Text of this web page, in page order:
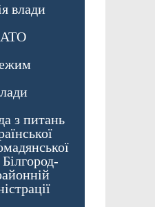
влади
з питань